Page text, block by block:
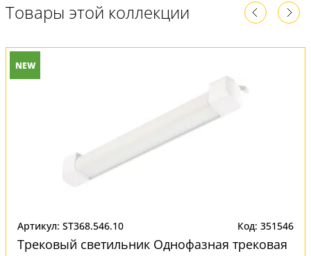
Товары этой коллекции
NEW
Артикул: ST368.546.10 Код: 351546
Трековый светильник Однофазная трековая